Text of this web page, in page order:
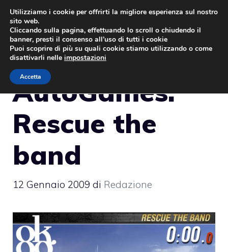
Vai
contenuto
AutoGames:
Rescue the
band
12 Gennaio 2009 di Redazione
Utilizziamo i cookie per offrirti la migliore esperienza sul nostro
sito web.
Cliccando sulla pagina, effettuando lo scroll o chiudendo il
banner, presti il consenso all’uso di tutti i cookie
Puoi scoprire di più su quali cookie stiamo utilizzando o come
disattivarli nelle impostazioni
Accetta